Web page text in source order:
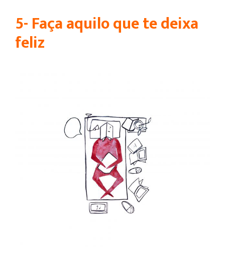
5- Faça aquilo que te deixa
feliz